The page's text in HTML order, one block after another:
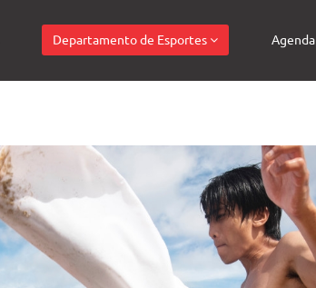
Departamento de Esportes Agenda